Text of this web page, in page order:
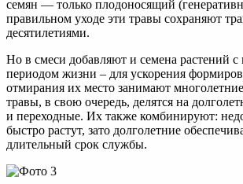
семян — только плодоносящий
правильном уходе эти травы сохраняют
десятилетиями.
Но в смеси добавляют и семена растений с
периодом жизни – для ускорения
отмирания их место занимают
травы, в свою очередь, делятся на
и переходные. Их также комбинируют:
быстро растут, зато долголетние
длительный срок службы.